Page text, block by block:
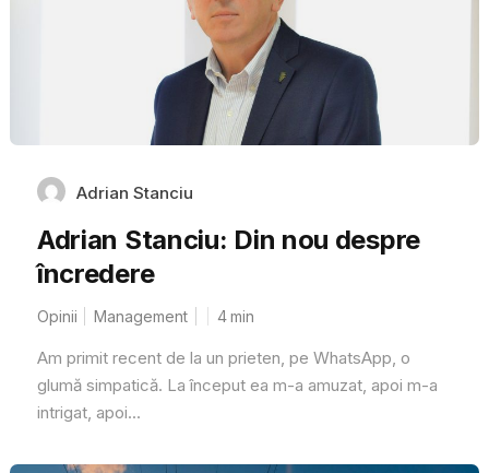
Adrian Stanciu
Adrian Stanciu: Din nou despre
încredere
Opinii Management 4min
Am primit recent de la un prieten, pe WhatsApp, o
glumă simpatică. La început ea m-a amuzat, apoi m-a
intrigat, apoi...